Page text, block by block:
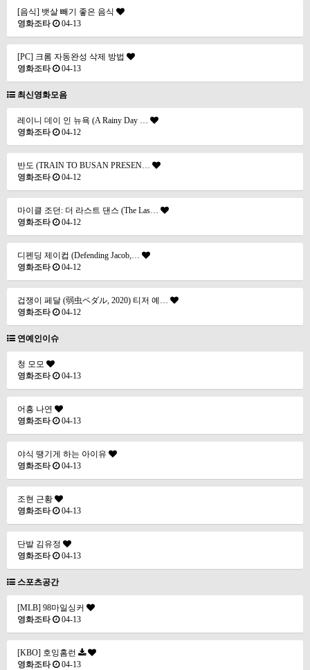
[음식] 뱃살 빼기 좋은 음식
영화조타
04-13
[PC] 크롬 자동완성 삭제 방법
영화조타
04-13
최신영화모음
레이니 데이 인 뉴욕 (A Rainy Day …
영화조타
04-12
반도 (TRAIN TO BUSAN PRESEN…
영화조타
04-12
마이클 조던: 더 라스트 댄스 (The Las…
영화조타
04-12
디펜딩 제이컵 (Defending Jacob,…
영화조타
04-12
겁쟁이 페달 (弱虫ペダル, 2020) 티저 예…
영화조타
04-12
연예인이슈
청 모모
영화조타
04-13
어흥 나연
영화조타
04-13
야식 땡기게 하는 아이유
영화조타
04-13
조현 근황
영화조타
04-13
단발 김유정
영화조타
04-13
스포츠공간
[MLB] 98마일싱커
영화조타
04-13
[KBO] 호잉홈런
영화조타
04-13